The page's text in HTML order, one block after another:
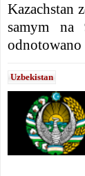
Kazachstan
samym
Uzbekistan